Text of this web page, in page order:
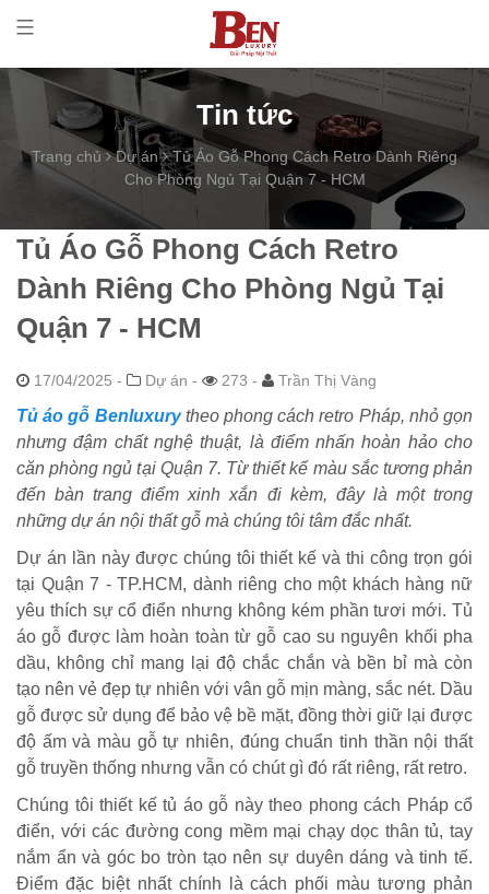
Tin tức
Trang chủ Dự án
Tủ Áo Gỗ Phong Cách Retro Dành Riêng
Cho Phòng Ngủ Tại Quận 7 - HCM
Tủ Áo Gỗ Phong Cách Retro
Dành Riêng Cho Phòng Ngủ Tại
Quận 7 - HCM
17/04/2025 - Dự án - 273 - Trần Thị Vàng
Tủ áo gỗ Benluxurytheo phong cách retro Pháp, nhỏ gọn
nhưng đậm chất nghệ thuật, là điểm nhấn hoàn hảo cho
căn phòng ngủ tại Quận 7. Từ thiết kế màu sắc tương phản
đến bàn trang điểm xinh xắn đi kèm, đây là một trong
những dự án nội thất gỗ mà chúng tôi tâm đắc nhất.
Dự án lần này được chúng tôi thiết kế và thi công trọn gói
tại Quận 7 - TP.HCM, dành riêng cho một khách hàng nữ
yêu thích sự cổ điển nhưng không kém phần tươi mới. Tủ
áo gỗ được làm hoàn toàn từ gỗ cao su nguyên khối pha
dầu, không chỉ mang lại độ chắc chắn và bền bỉ mà còn
tạo nên vẻ đẹp tự nhiên với vân gỗ mịn màng, sắc nét. Dầu
gỗ được sử dụng để bảo vệ bề mặt, đồng thời giữ lại được
độ ấm và màu gỗ tự nhiên, đúng chuẩn tinh thần nội thất
gỗ truyền thống nhưng vẫn có chút gì đó rất riêng, rất retro.
Chúng tôi thiết kế tủ áo gỗ này theo phong cách Pháp cổ
điển, với các đường cong mềm mại chạy dọc thân tủ, tay
nắm ẩn và góc bo tròn tạo nên sự duyên dáng và tinh tế.
Điểm đặc biệt nhất chính là cách phối màu tương phản